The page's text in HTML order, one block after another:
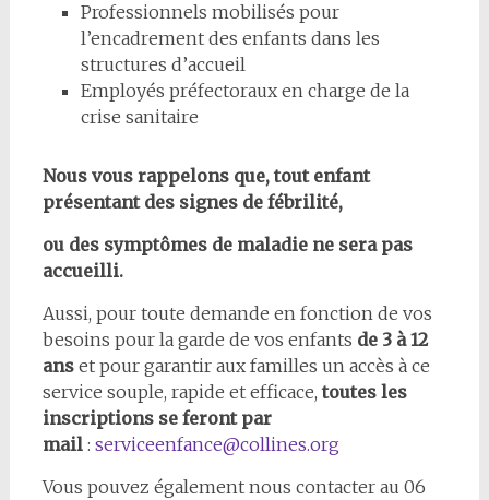
Professionnels mobilisés pour
l’encadrement des enfants dans les
structures d’accueil
Employés préfectoraux en charge de la
crise sanitaire
Nous vous rappelons que, tout enfant
présentant des signes de fébrilité,
ou des symptômes de maladie ne sera pas
accueilli.
Aussi, pour toute demande en fonction de vos
besoins pour la garde de vos enfants de 3 à 12
anset pour garantir aux familles un accès à ce
service souple, rapide et efficace,toutes les
inscriptions se feront par
mail: serviceenfance@collines.org
Vous pouvez également nous contacter au 06